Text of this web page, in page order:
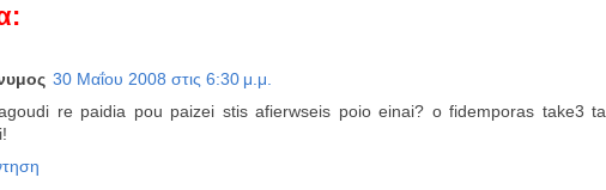
30 Μαΐου 2008 στις 6:30 μ.μ.
re paidia pou paizei stis afierwseis poio einai? o fidemporas take3 ta